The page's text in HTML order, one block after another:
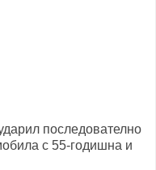
последователно
с 55-годишна и